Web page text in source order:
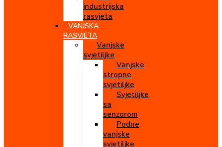
industrijska
rasvjeta
VANJSKA
RASVJETA
Vanjske
svjetiljke
Vanjske
stropne
svjetiljke
Svjetiljke
sa
senzorom
Podne
vanjske
svjetiljke